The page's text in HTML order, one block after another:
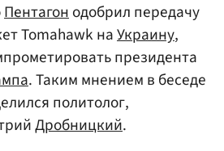
Пентагонодобрил передачу
Tomahawk наУкраину,
президента
. Таким мнением в беседе
политолог,
Дробницкий.